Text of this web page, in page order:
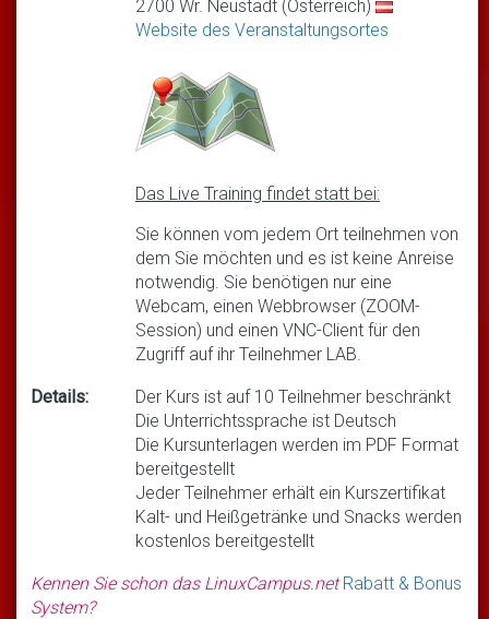
2700 Wr. Neustadt (Österreich)
Website des Veranstaltungsortes
Das Live Training findet statt bei:
Sie können vom jedem Ort teilnehmen von
dem Sie möchten und es ist keine Anreise
notwendig. Sie benötigen nur eine
Webcam, einen Webbrowser (ZOOM-
Session) und einen VNC-Client für den
Zugriff auf ihr Teilnehmer LAB.
Details:
Der Kurs ist auf 10 Teilnehmer beschränkt
Die Unterrichtssprache ist Deutsch
Die Kursunterlagen werden im PDF Format
bereitgestellt
Jeder Teilnehmer erhält ein Kurszertifikat
Kalt- und Heißgetränke und Snacks werden
kostenlos bereitgestellt
Kennen Sie schon das LinuxCampus.netRabatt & Bonus
System?